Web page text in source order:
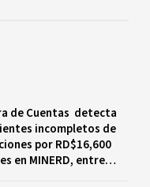
de Cuentas detecta
incompletos de
por RD$16,600
en MINERD, entre